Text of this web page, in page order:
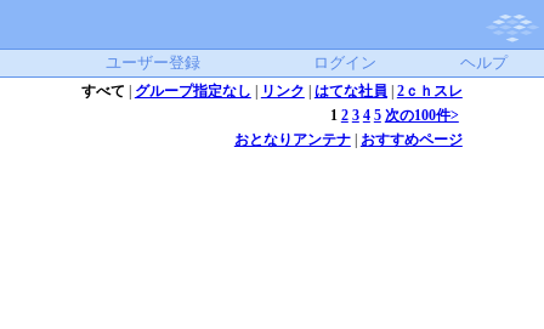
ユーザー登録 ログイン ヘルプ
すべて グループ指定なし リンク はてな社員
2ｃｈスレ
1 2 3 4 5 次の100件>
おとなりアンテナ| おすすめページ